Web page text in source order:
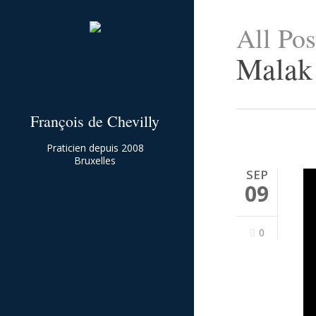
Praticien depuis 2008
Bruxelles
François de Chevilly
All
Malak
SEP
09
0